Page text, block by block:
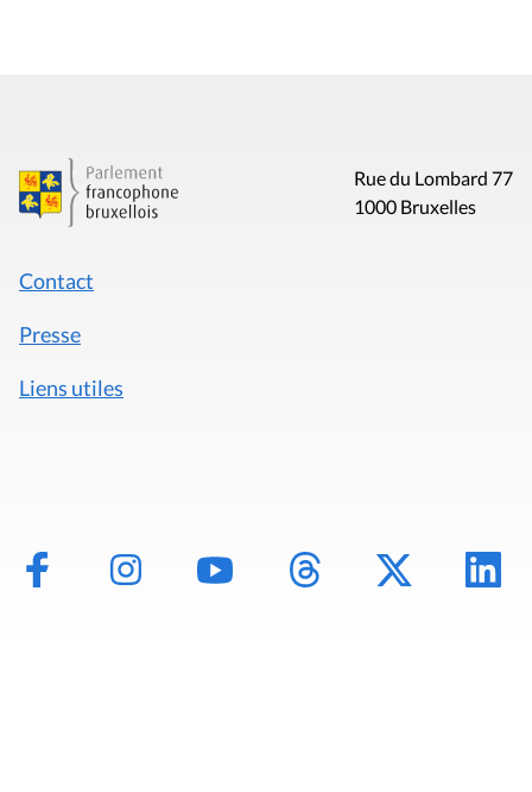
Rue du Lombard 77
1000 Bruxelles
Contact
Presse
Liens utiles